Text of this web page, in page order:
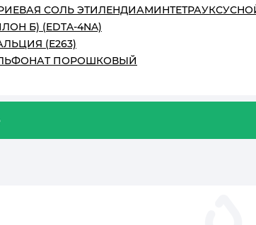
СОЛЬ
Б) (EDTA-4NA)
(Е263)
ПОРОШКОВЫЙ